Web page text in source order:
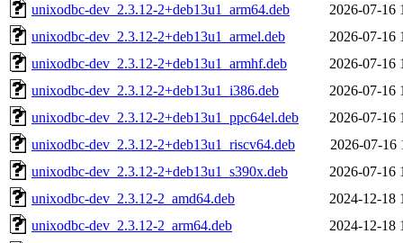
unixodbc-dev_2.3.12-2+deb13u1_arm64.deb
2026-07-16
unixodbc-dev_2.3.12-2+deb13u1_armel.deb
2026-07-16
unixodbc-dev_2.3.12-2+deb13u1_armhf.deb
2026-07-16
unixodbc-dev_2.3.12-2+deb13u1_i386.deb
2026-07-16
unixodbc-dev_2.3.12-2+deb13u1_ppc64el.deb
2026-07-16
unixodbc-dev_2.3.12-2+deb13u1_riscv64.deb
2026-07-16
unixodbc-dev_2.3.12-2+deb13u1_s390x.deb
2026-07-16
unixodbc-dev_2.3.12-2_amd64.deb
2024-12-18
unixodbc-dev_2.3.12-2_arm64.deb
2024-12-18